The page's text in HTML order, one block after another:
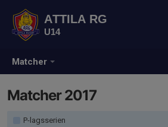
Matcher
ATTILA RG
U14
Matcher 2017
P-lagsserien